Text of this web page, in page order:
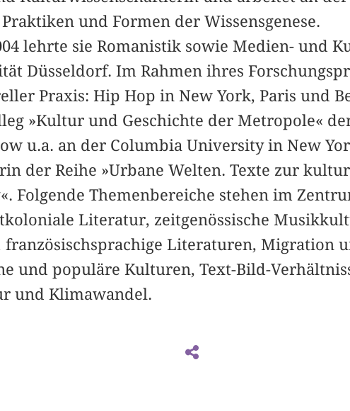
und Formen der Wissensgenese.
lehrte sie Romanistik sowie Medien- und
Düsseldorf. Im Rahmen ihres
Praxis: Hip Hop in New York, Paris und
»Kultur und Geschichte der Metropole«
u.a. an der Columbia University in New
der Reihe »Urbane Welten. Texte zur
Folgende Themenbereiche stehen im
Literatur, zeitgenössische
französischsprachige Literaturen, Migration
und populäre Kulturen, Text-Bild-
und Klimawandel.